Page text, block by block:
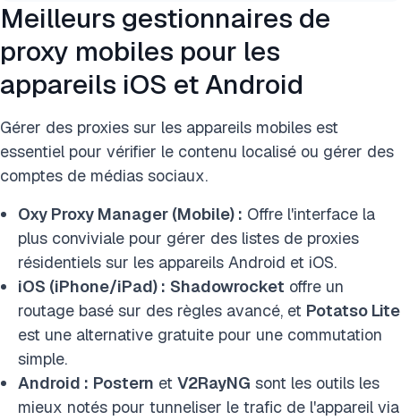
Meilleurs gestionnaires de
proxy mobiles pour les
appareils iOS et Android
Gérer des proxies sur les appareils mobiles est
essentiel pour vérifier le contenu localisé ou gérer des
comptes de médias sociaux.
Oxy Proxy Manager (Mobile) : Offre l'interface la
plus conviviale pour gérer des listes de proxies
résidentiels sur les appareils Android et iOS.
iOS (iPhone/iPad) : Shadowrocket offre un
routage basé sur des règles avancé, et Potatso Lite
est une alternative gratuite pour une commutation
simple.
Android : Postern et V2RayNG sont les outils les
mieux notés pour tunneliser le trafic de l'appareil via